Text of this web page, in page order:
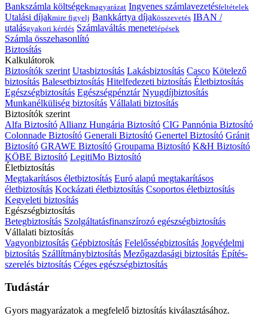
Bankszámla költségekmagyarázat Ingyenes számlavezetésfeltételek
Utalási díjakmire figyelj Bankkártya díjakösszevetés IBAN /
utalásgyakori kérdés Számlaváltás menetelépések
Számla összehasonlító
Biztosítás
Kalkulátorok
Biztosítók szerint Utasbiztosítás Lakásbiztosítás Casco Kötelező
biztosítás Balesetbiztosítás Hitelfedezeti biztosítás Életbiztosítás
Egészségbiztosítás Egészségpénztár Nyugdíjbiztosítás
Munkanélküliség biztosítás Vállalati biztosítás
Biztosítók szerint
Alfa Biztosító Allianz Hungária Biztosító CIG Pannónia Biztosító
Colonnade Biztosító Generali Biztosító Genertel Biztosító Gránit
Biztosító GRAWE Biztosító Groupama Biztosító K&H Biztosító
KÖBE Biztosító LegitiMo Biztosító
Életbiztosítás
Megtakarításos életbiztosítás Euró alapú megtakarításos
életbiztosítás Kockázati életbiztosítás Csoportos életbiztosítás
Kegyeleti biztosítás
Egészségbiztosítás
Betegbiztosítás Szolgáltatásfinanszírozó egészségbiztosítás
Vállalati biztosítás
Vagyonbiztosítás Gépbiztosítás Felelősségbiztosítás Jogvédelmi
biztosítás Szállítmánybiztosítás Mezőgazdasági biztosítás Építés-
szerelés biztosítás Céges egészségbiztosítás
Tudástár
Gyors magyarázatok a megfelelő biztosítás kiválasztásához.